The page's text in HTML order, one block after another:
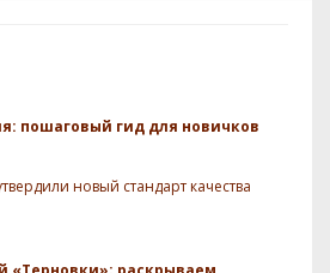
пошаговый гид для новичков
новый стандарт качества